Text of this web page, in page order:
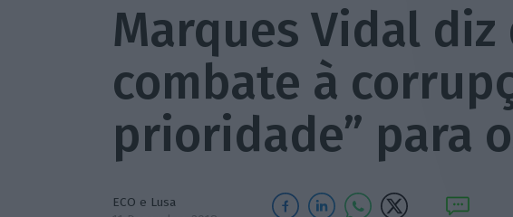
Marques Vidal diz
combate à
prioridade” para
ECO e Lusa